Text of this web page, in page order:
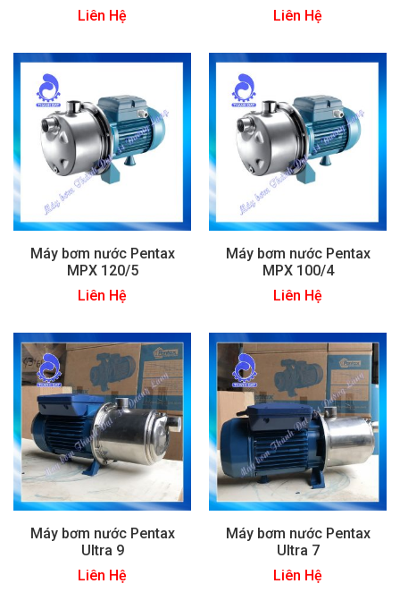
Liên Hệ
Liên Hệ
Máy bơm nước Pentax
MPX 120/5
Liên Hệ
Máy bơm nước Pentax
MPX 100/4
Liên Hệ
Máy bơm nước Pentax
Ultra 9
Liên Hệ
Máy bơm nước Pentax
Ultra 7
Liên Hệ